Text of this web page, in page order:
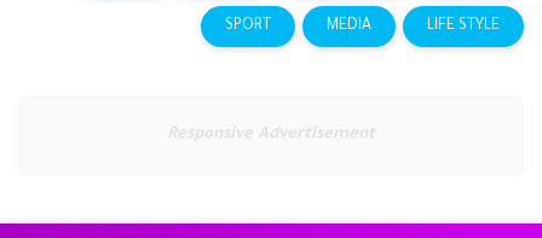
LIFE STYLE
MEDIA
SPORT
Responsive Advertisement